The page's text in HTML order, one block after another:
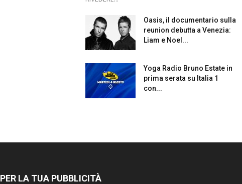
Oasis, il documentario sulla
reunion debutta a Venezia:
Liam e Noel...
Yoga Radio Bruno Estate in
prima serata su Italia 1
con...
PER LA TUA PUBBLICITÀ